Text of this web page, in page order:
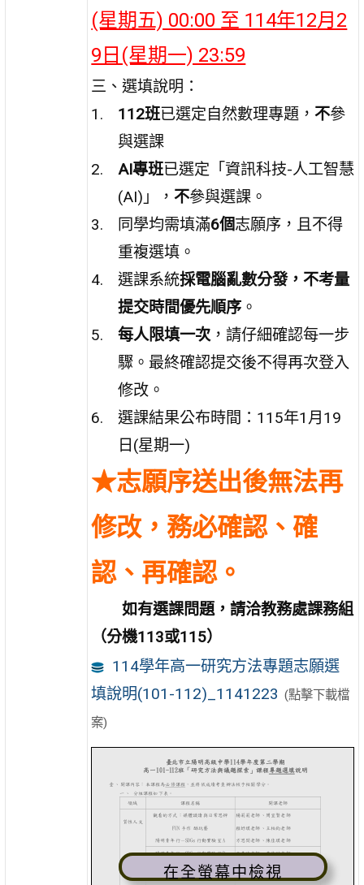
(星期五) 00:00 至 114年12月2
9日(星期一) 23:59
三、選填說明：
112班已選定自然數理專題， 不參
與選課
AI專班已選定「資訊科技-人工智慧
(AI)」， 不參與選課。
同學均需填滿6個志願序，且不得
重複選填。
選課系統採電腦亂數分發，不考量
提交時間優先順序。
每人限填一次，請仔細確認每一步
驟。最終確認提交後不得再次登入
修改。
選課結果公布時間：115年1月19
日(星期一)
★志願序送出後無法再
修改，務必確認、確
認、再確認。
如有選課問題，請洽教務處課務組
（分機113或115）
114學年高一研究方法專題志願選
填說明(101-112)_1141223 (點擊下載檔
案)
在全螢幕中檢視